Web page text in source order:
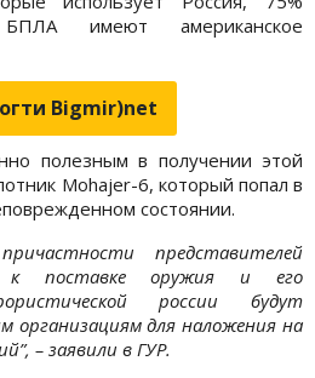
имеют американское
Bigmir)net
полезным в получении этой
Mohajer-6, который попал в
состоянии.
представителей
к поставке оружия и его
россии будут
организациям для наложения на
– заявили в ГУР.